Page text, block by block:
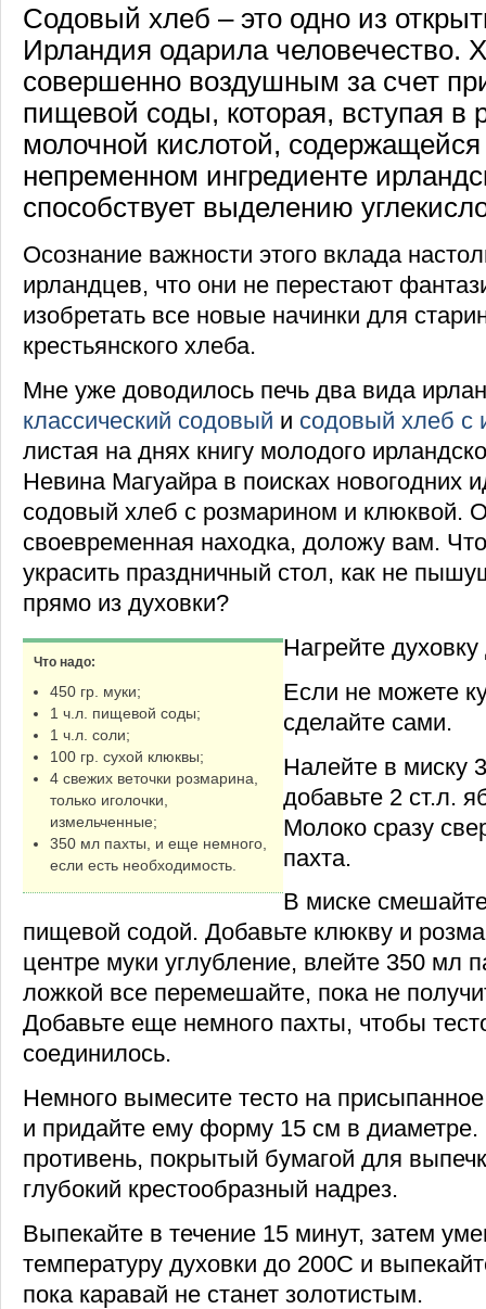
Содовый хлеб – это одно из
Ирландия одарила человечество.
совершенно воздушным за счет
пищевой соды, которая, вступая в
молочной кислотой, содержащейся
непременном ингредиенте
способствует выделению
Осознание важности этого вклада
ирландцев, что они не перестают
изобретать все новые начинки для
крестьянского хлеба.
Мне уже доводилось печь два вида
классический содовый и содовый хлеб с
листая на днях книгу молодого
Невина Магуайра в поисках новогодних
содовый хлеб с розмарином и клюквой.
своевременная находка, доложу вам.
украсить праздничный стол, как не
прямо из духовки?
Что надо:
450 гр. муки;
1 ч.л. пищевой соды;
1 ч.л. соли;
100 гр. сухой клюквы;
4 свежих веточки розмарина,
только иголочки,
измельченные;
350 мл пахты, и еще немного,
если есть необходимость.
Нагрейте
Если не можете
сделайте сами.
Налейте в миску
добавьте 2 ст.л.
Молоко сразу
пахта.
В миске
пищевой содой. Добавьте клюкву и
центре муки углубление, влейте 350 мл
ложкой все перемешайте, пока не
Добавьте еще немного пахты, чтобы
соединилось.
Немного вымесите тесто на
и придайте ему форму 15 см в
противень, покрытый бумагой для
глубокий крестообразный надрез.
Выпекайте в течение 15 минут, затем
температуру духовки до 200С и
пока каравай не станет золотистым.